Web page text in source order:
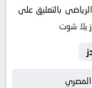
بالتعليق على
يلا شوت